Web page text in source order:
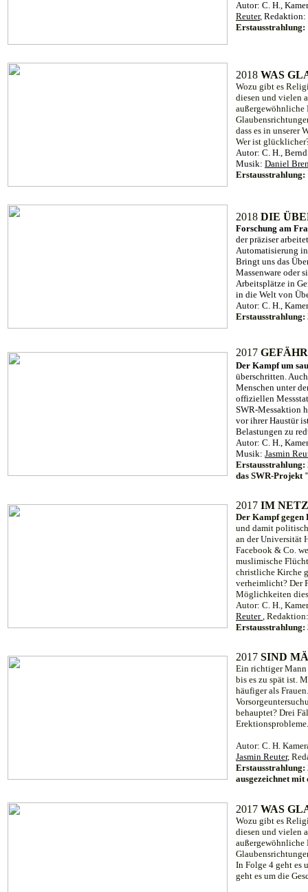
Autor: C. H.,
Reuter, Redaktion:
Erstausstrahlung:
2018 WAS
Wozu gibt es
diesen und vielen
außergewöhnliche
dass es in unserer
Wer ist
Autor: C. H.,
Musik: Daniel
Erstausstrahlung:
2018 DIE
Forschung am
der präziser
Automatisierung
Bringt uns das
Massenware oder
Arbeitsplätze in
in die Welt von
Autor: C. H.,
Erstausstrahlung:
201 7
Der Kampf um
überschritten.
Menschen unter
offiziellen
SWR-Messaktion
vor ihrer Haustür
Belastungen zu
Autor: C. H.,
Musik: Jasmin
Erstausstrahlung:
das SWR-Projekt
201 7 IM
Der Kampf gegen
und damit
an der Universität
Facebook & Co.
muslimische
christliche Kirche
verheimlicht? Der
Möglichkeiten
Autor: C. H.,
Reuter,
Erstausstrahlung:
201 7 SIND
Ein richtiger Mann
bis es zu spät ist.
häufiger als
behauptet? Drei
Erektionsprobleme.
Autor: C. H.
Jasmin Reuter,
Erstausstrahlung:
ausgezeichnet
201 7 WAS
Wozu gibt es
diesen und vielen
außergewöhnliche
In Folge 4 geht es
geht es um die